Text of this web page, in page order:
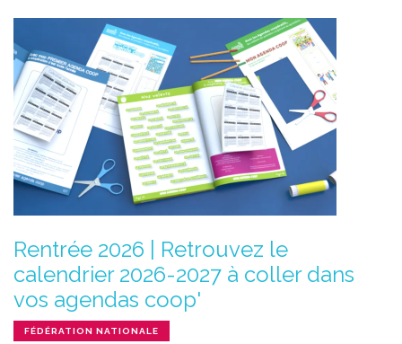
Rentrée 2026 | Retrouvez le
calendrier 2026-2027 à coller dans
vos agendas coop'
FÉDÉRATION NATIONALE